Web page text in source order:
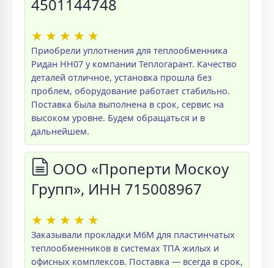
4501144748
★ ★ ★ ★ ★
Приобрели уплотнения для теплообменника
Ридан НН07 у компании Теплогарант. Качество
деталей отличное, установка прошла без
проблем, оборудование работает стабильно.
Поставка была выполнена в срок, сервис на
высоком уровне. Будем обращаться и в
дальнейшем.
ООО «Проперти Москоу
Групп», ИНН 715008967
★ ★ ★ ★ ★
Заказывали прокладки M6M для пластинчатых
теплообменников в системах ТПА жилых и
офисных комплексов. Поставка — всегда в срок,